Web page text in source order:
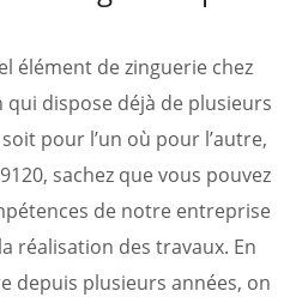
élément de zinguerie chez
dispose déjà de plusieurs
pour l’un où pour l’autre,
sachez que vous pouvez
de notre entreprise
réalisation des travaux. En
depuis plusieurs années, on